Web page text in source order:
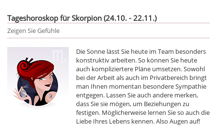
Tageshoroskop für Skorpion (24.10. - 22.11.)
Zeigen Sie Gefühle
Die Sonne lässt Sie heute im Team besonders
konstruktiv arbeiten. So können Sie heute
auch kompliziertere Pläne umsetzen. Sowohl
bei der Arbeit als auch im Privatbereich bringt
man Ihnen momentan besondere Sympathie
entgegen. Lassen Sie auch andere merken,
dass Sie sie mögen, um Beziehungen zu
festigen. Möglicherweise lernen Sie so auch die
Liebe Ihres Lebens kennen. Also Augen auf!